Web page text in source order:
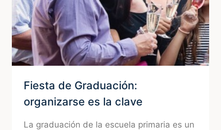
Fiesta de Graduación:
organizarse es la clave
La graduación de la escuela primaria es un